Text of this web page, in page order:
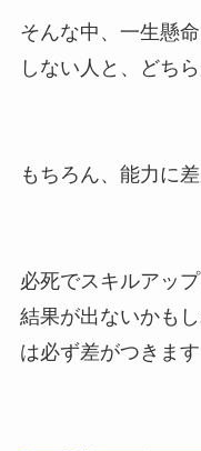
そんな中、一生懸
しない人と、どち
もちろん、能力に
必死でスキルアッ
結果が出ないかも
は必ず差がつきます